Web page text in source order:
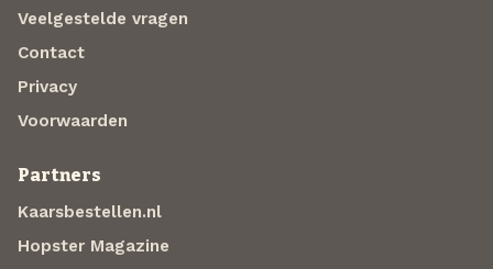
Veelgestelde vragen
Contact
Privacy
Voorwaarden
Partners
Kaarsbestellen.nl
Hopster Magazine